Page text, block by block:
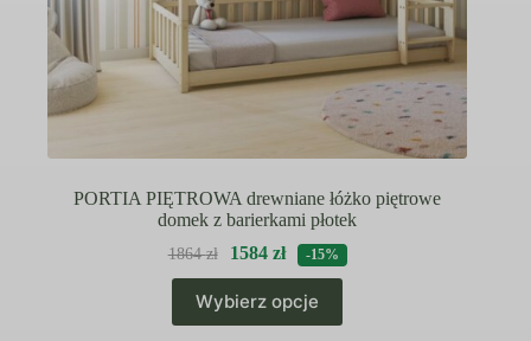
PORTIA PIĘTROWA drewniane łóżko piętrowe
domek z barierkami płotek
1864zł 1584 zł -15%
Wybierz opcje
produkt
ma